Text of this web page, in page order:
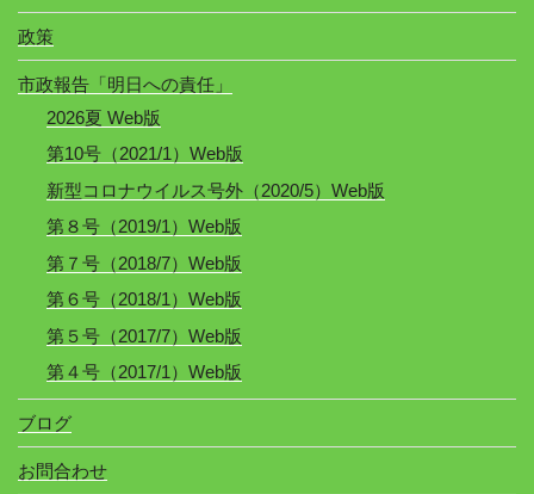
政策
市政報告「明日への責任」
2026夏 Web版
第10号（2021/1）Web版
新型コロナウイルス号外（2020/5）Web版
第８号（2019/1）Web版
第７号（2018/7）Web版
第６号（2018/1）Web版
第５号（2017/7）Web版
第４号（2017/1）Web版
ブログ
お問合わせ